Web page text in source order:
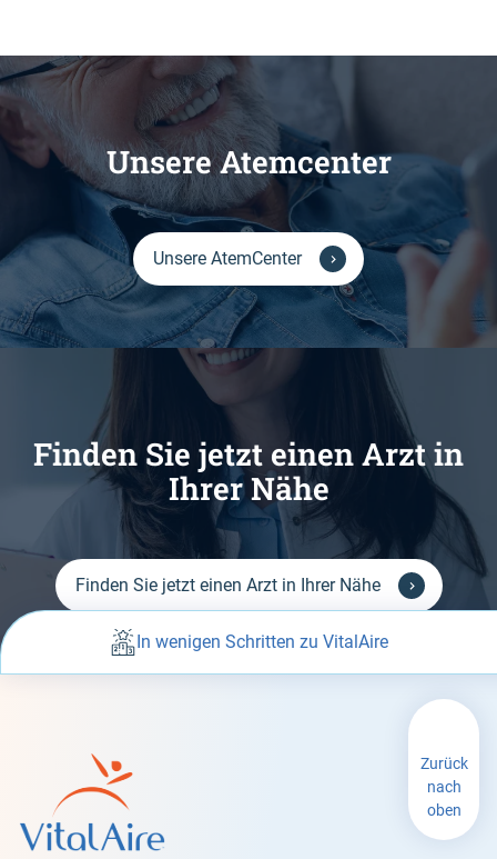
In wenigen Schritten zu VitalAire
Unsere Atemcenter
Unsere AtemCenter
Finden Sie jetzt einen Arzt in
Ihrer Nähe
Finden Sie jetzt einen Arzt in Ihrer Nähe
Zurück
nach
oben